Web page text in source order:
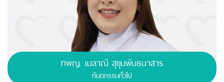
ทพญ. เมลาณี สุขุมพันธนาสาร
ทันตกรรมทั่วไป